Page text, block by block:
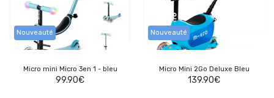
Nouveauté
Micro mini Micro 3en 1 - bleu
99.90€
Nouveauté
Micro Mini 2Go Deluxe Bleu
139.90€